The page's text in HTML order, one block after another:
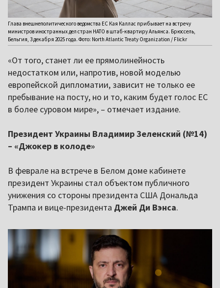
Глава внешнеполитического ведомства ЕС Кая Каллас прибывает на встречу
министров иностранных дел стран НАТО в штаб-квартиру Альянса. Брюссель,
Бельгия, 3 декабря 2025 года. Фото: North Atlantic Treaty Organization / Flickr
«От того, станет ли ее прямолинейность
недостатком или, напротив, новой моделью
европейской дипломатии, зависит не только ее
пребывание на посту, но и то, каким будет голос ЕС
в более суровом мире», – отмечает издание.
Президент Украины Владимир Зеленский (№14)
– «Джокер в колоде»
В феврале на встрече в Белом доме кабинете
президент Украины стал объектом публичного
унижения со стороны президента США Дональда
Трампа и вице-президента Джей Ди Вэнса.